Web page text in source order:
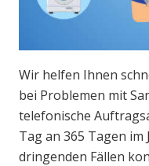
Wir helfen Ihnen
bei Problemen mit
telefonische
Tag an 365 Tagen im
dringenden Fällen